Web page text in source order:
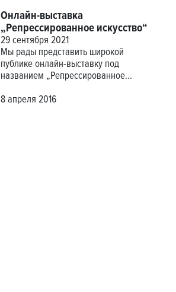
Онлайн-выставка
„Репрессированное искусство“
29 сентября 2021
Мы рады представить широкой
публикеонлайн-выставку под
названием „Репрессированное...
8 апреля 2016